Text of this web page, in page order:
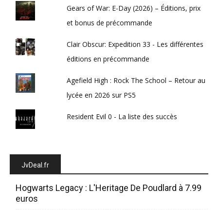
Gears of War: E-Day (2026) – Éditions, prix
et bonus de précommande
Clair Obscur: Expedition 33 - Les différentes
éditions en précommande
Agefield High : Rock The School – Retour au
lycée en 2026 sur PS5
Resident Evil 0 - La liste des succès
JvDeal.fr
Hogwarts Legacy : L'Heritage De Poudlard à 7.99
euros